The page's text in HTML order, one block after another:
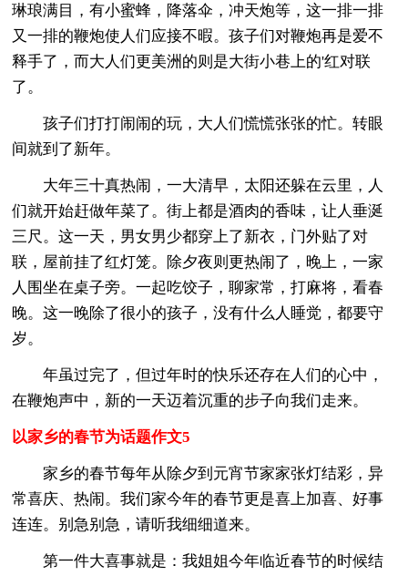
琳琅满目，有小蜜蜂，降落伞，冲天炮等，这一排一排
又一排的鞭炮使人们应接不暇。孩子们对鞭炮再是爱不
释手了，而大人们更美洲的则是大街小巷上的'红对联
了。
孩子们打打闹闹的玩，大人们慌慌张张的忙。转眼
间就到了新年。
大年三十真热闹，一大清早，太阳还躲在云里，人
们就开始赶做年菜了。街上都是酒肉的香味，让人垂涎
三尺。这一天，男女男少都穿上了新衣，门外贴了对
联，屋前挂了红灯笼。除夕夜则更热闹了，晚上，一家
人围坐在桌子旁。一起吃饺子，聊家常，打麻将，看春
晚。这一晚除了很小的孩子，没有什么人睡觉，都要守
岁。
年虽过完了，但过年时的快乐还存在人们的心中，
在鞭炮声中，新的一天迈着沉重的步子向我们走来。
以家乡的春节为话题作文5
家乡的春节每年从除夕到元宵节家家张灯结彩，异
常喜庆、热闹。我们家今年的春节更是喜上加喜、好事
连连。别急别急，请听我细细道来。
第一件大喜事就是：我姐姐今年临近春节的时候结